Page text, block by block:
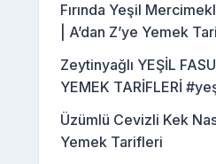
Fırında Yeşil
| A’dan Z’ye Yemek
Zeytinyağlı YEŞİL
YEMEK TARİFLERİ
Üzümlü Cevizli Kek
Yemek Tarifleri